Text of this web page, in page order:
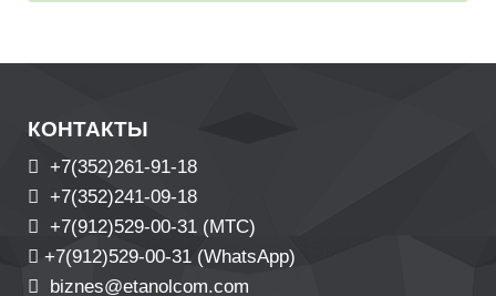
КОНТАКТЫ
+7(352)261-91-18
+7(352)241-09-18
+7(912)529-00-31 (МТС)
+7(912)529-00-31 (WhatsApp)
biznes@etanolcom.com